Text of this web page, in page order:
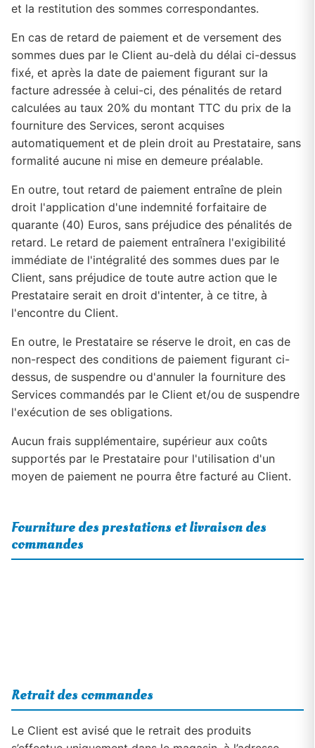
et la restitution des sommes correspondantes.
En cas de retard de paiement et de versement des
sommes dues par le Client au-delà du délai ci-dessus
fixé, et après la date de paiement figurant sur la
facture adressée à celui-ci, des pénalités de retard
calculées au taux 20% du montant TTC du prix de la
fourniture des Services, seront acquises
automatiquement et de plein droit au Prestataire, sans
formalité aucune ni mise en demeure préalable.
En outre, tout retard de paiement entraîne de plein
droit l'application d'une indemnité forfaitaire de
quarante (40) Euros, sans préjudice des pénalités de
retard. Le retard de paiement entraînera l'exigibilité
immédiate de l'intégralité des sommes dues par le
Client, sans préjudice de toute autre action que le
Prestataire serait en droit d'intenter, à ce titre, à
l'encontre du Client.
En outre, le Prestataire se réserve le droit, en cas de
non-respect des conditions de paiement figurant ci-
dessus, de suspendre ou d'annuler la fourniture des
Services commandés par le Client et/ou de suspendre
l'exécution de ses obligations.
Aucun frais supplémentaire, supérieur aux coûts
supportés par le Prestataire pour l'utilisation d'un
moyen de paiement ne pourra être facturé au Client.
Fourniture des prestations et livraison des
commandes
Retrait des commandes
Le Client est avisé que le retrait des produits